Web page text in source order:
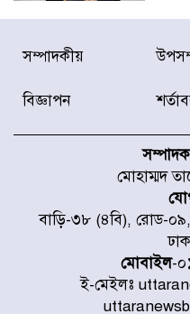
দেশে
৭
শঙ্কা
বগুড়া
সম্পাদকীয়
বিজ্ঞাপন
মোহাম্মদ
বাড়ি-৩৮ (৪বি), রোড-০৯,
মোবাইল-
ই-মেইলঃ